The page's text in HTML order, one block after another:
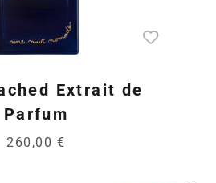
Extrait de
Parfum
260,00 €